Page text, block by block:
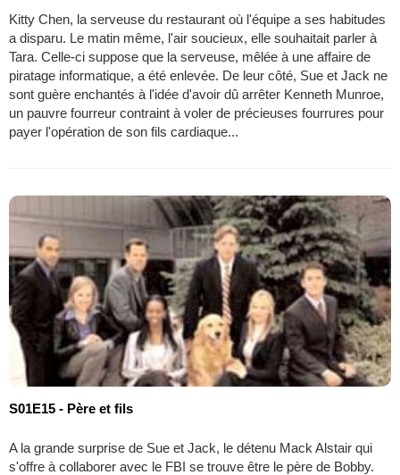
Kitty Chen, la serveuse du restaurant où l'équipe a ses habitudes
a disparu. Le matin même, l'air soucieux, elle souhaitait parler à
Tara. Celle-ci suppose que la serveuse, mêlée à une affaire de
piratage informatique, a été enlevée. De leur côté, Sue et Jack ne
sont guère enchantés à l'idée d'avoir dû arrêter Kenneth Munroe,
un pauvre fourreur contraint à voler de précieuses fourrures pour
payer l'opération de son fils cardiaque...
S01E15 - Père et fils
A la grande surprise de Sue et Jack, le détenu Mack Alstair qui
s'offre à collaborer avec le FBI se trouve être le père de Bobby.